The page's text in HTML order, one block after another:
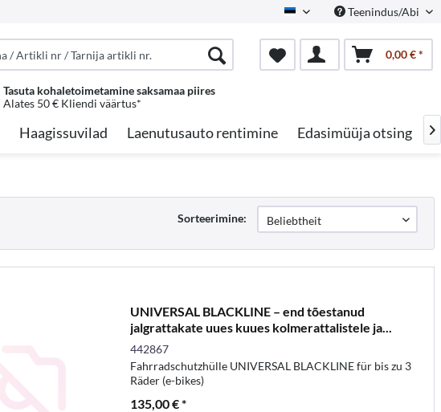
Estonian Teenindus/Abi
0,00 € *
Tasuta kohaletoimetamine saksamaa piires
Alates 50 € Kliendi väärtus*
Haagissuvilad Laenutusauto rentimine Edasimüüja otsing 
Sorteerimine:
UNIVERSAL BLACKLINE – end tõestanud
jalgrattakate uues kuues kolmerattalistele ja...
442867
Fahrradschutzhülle UNIVERSAL BLACKLINE für bis zu 3
Räder (e-bikes)
135,00 € *